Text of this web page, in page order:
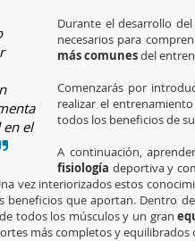
el
Durante el desarrollo
necesarios para
más comunesdel
Comenzarás por
realizar el
todos los beneficios de
A continuación,
fisiología deportiva y
vez interiorizados estos
beneficios que aportan. Dentro
de todos los músculos y un gran
más completos y equilibrados